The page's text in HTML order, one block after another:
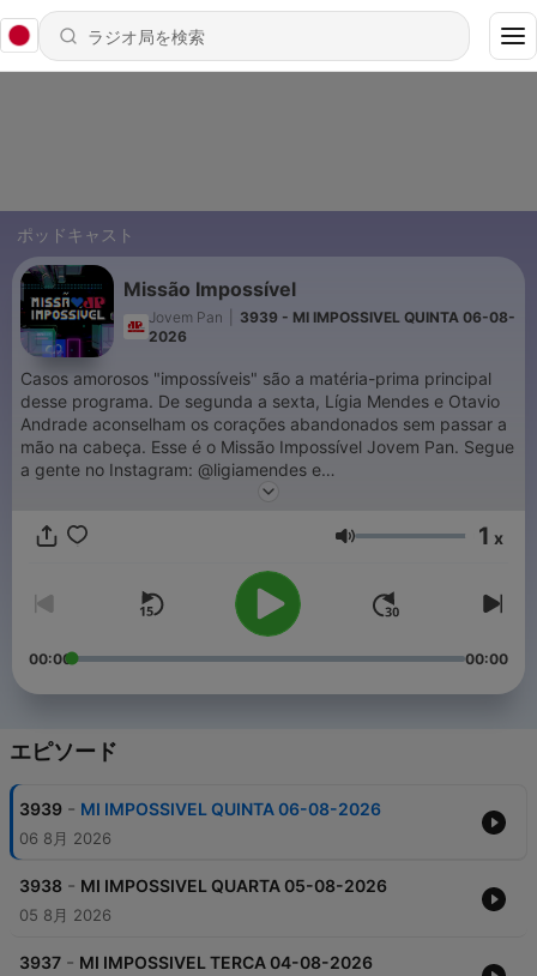
ポッドキャスト
Missão Impossível
Jovem Pan
3939 - MI IMPOSSIVEL QUINTA 06-08-
2026
Casos amorosos "impossíveis" são a matéria-prima principal
desse programa. De segunda a sexta, Lígia Mendes e Otavio
Andrade aconselham os corações abandonados sem passar a
mão na cabeça. Esse é o Missão Impossível Jovem Pan. Segue
a gente no Instagram: @ligiamendes e
音量 1 x
00:00 00:00
エピソード
3939 - MI IMPOSSIVEL QUINTA 06-08-2026
06 8月 2026
3938 - MI IMPOSSIVEL QUARTA 05-08-2026
05 8月 2026
3937 - MI IMPOSSIVEL TERCA 04-08-2026